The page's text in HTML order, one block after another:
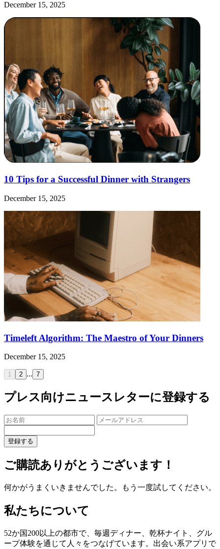
December 15, 2025
10 Tips for a Successful Dinner with Strangers
December 15, 2025
Timeleft Algorithm: The Maestro of Your Dinners
December 15, 2025
1 2 ... 7
プレス向けニュースレターに登録する
登録する
ご購読ありがとうございます！
何かがうまくいきませんでした。もう一度試してください。
私たちについて
52か国200以上の都市で、毎週ディナー、乾杯ナイト、グル
ープ体験を通じて人々をつなげています。出会い系アプリで